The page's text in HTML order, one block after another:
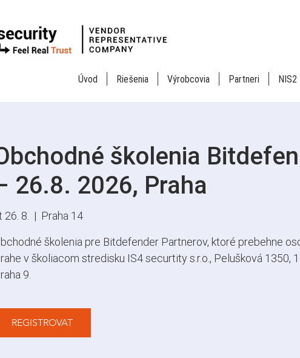
Úvod Riešenia Výrobcovia Partneri NIS2
školenia
26.8. 2026, Praha
26. 8.
  |
Praha 14
školenia pre Bitdefender Partnerov, ktoré prebehne
v školiacom stredisku IS4 securtity s.r.o., Pelušková 1350,
9.
REGISTROVAT